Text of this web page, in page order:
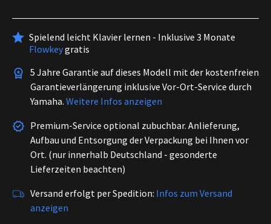
Spielend leicht Klavier lernen - Inklusive 3 Monate
Flowkeygratis
5 Jahre Garantie auf dieses Modell mit der kostenfreien
Garantieverlängerung inklusive Vor-Ort-Service durch
Yamaha. Weitere Infos anzeigen
Premium-Service optional zubuchbar. Anlieferung,
Aufbau und Entsorgung der Verpackung bei Ihnen vor
Ort. (nur innerhalb Deutschland - gesonderte
Lieferzeiten beachten)
Versand erfolgt per Spedition: Infos zum Versand
anzeigen